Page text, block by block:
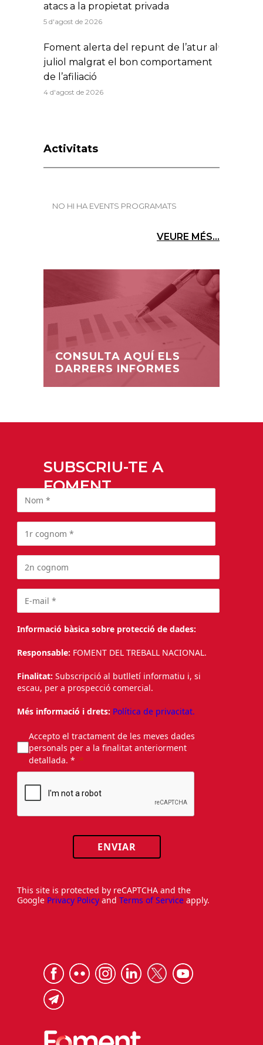
atacs a la propietat privada
5 d'agost de 2026
Foment alerta del repunt de l’atur al
juliol malgrat el bon comportament
de l’afiliació
4 d'agost de 2026
Activitats
NO HI HA EVENTS PROGRAMATS
VEURE MÉS...
CONSULTA AQUÍ ELS
DARRERS INFORMES
SUBSCRIU-TE A
FOMENT
Informació bàsica sobre protecció de dades:
Responsable: FOMENT DEL TREBALL NACIONAL.
Finalitat: Subscripció al butlletí informatiu i, si
escau, per a prospecció comercial.
Més informació i drets: Política de privacitat.
Accepto el tractament de les meves dades
personals per a la finalitat anteriorment
detallada. *
ENVIAR
This site is protected by reCAPTCHA and the
Google Privacy Policy and Terms of Service apply.